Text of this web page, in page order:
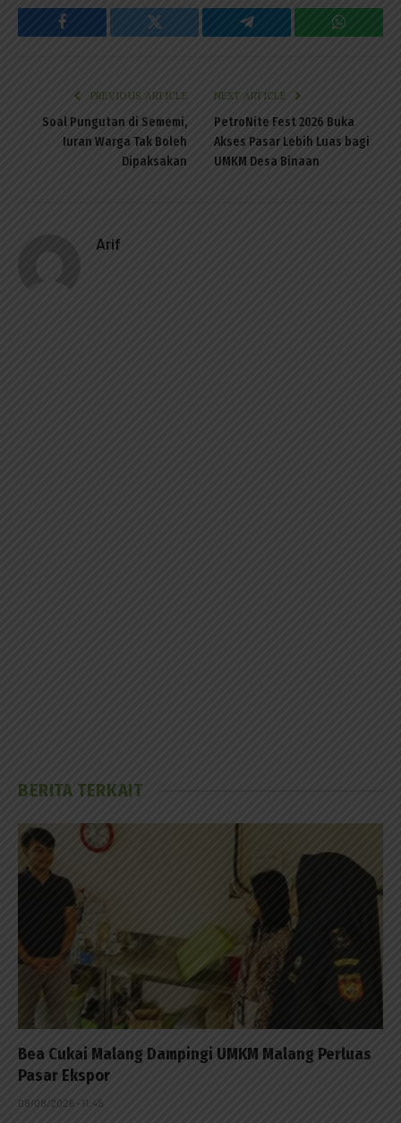
Facebook Twitter Telegram
PREVIOUS ARTICLE
Soal Pungutan di Sememi,
Iuran Warga Tak Boleh
Dipaksakan
NEXT ARTICLE
PetroNite Fest 2026 Buka
Akses Pasar Lebih Luas bagi
UMKM Desa Binaan
Arif
BERITA TERKAIT
Bea Cukai Malang Dampingi UMKM Malang Perluas
Pasar Ekspor
08/08/2026 - 11:45